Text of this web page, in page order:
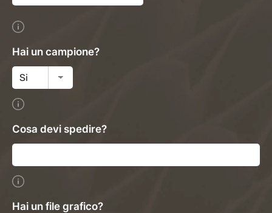
Hai un campione?
Cosa devi spedire?
Hai un file grafico?